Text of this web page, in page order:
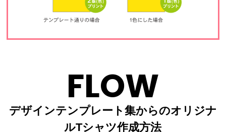
FLOW
デザインテンプレート集からのオリジナ
ルTシャツ作成方法